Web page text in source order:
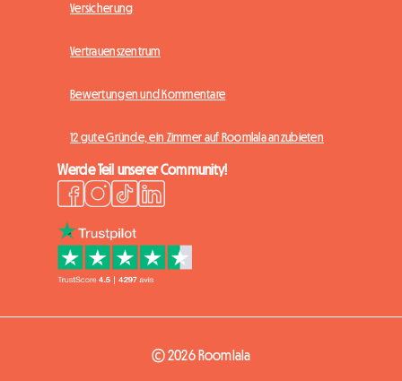
Versicherung
Vertrauenszentrum
Bewertungen und Kommentare
12 gute Gründe, ein Zimmer auf Roomlala anzubieten
Werde Teil unserer Community!
© 2026 Roomlala